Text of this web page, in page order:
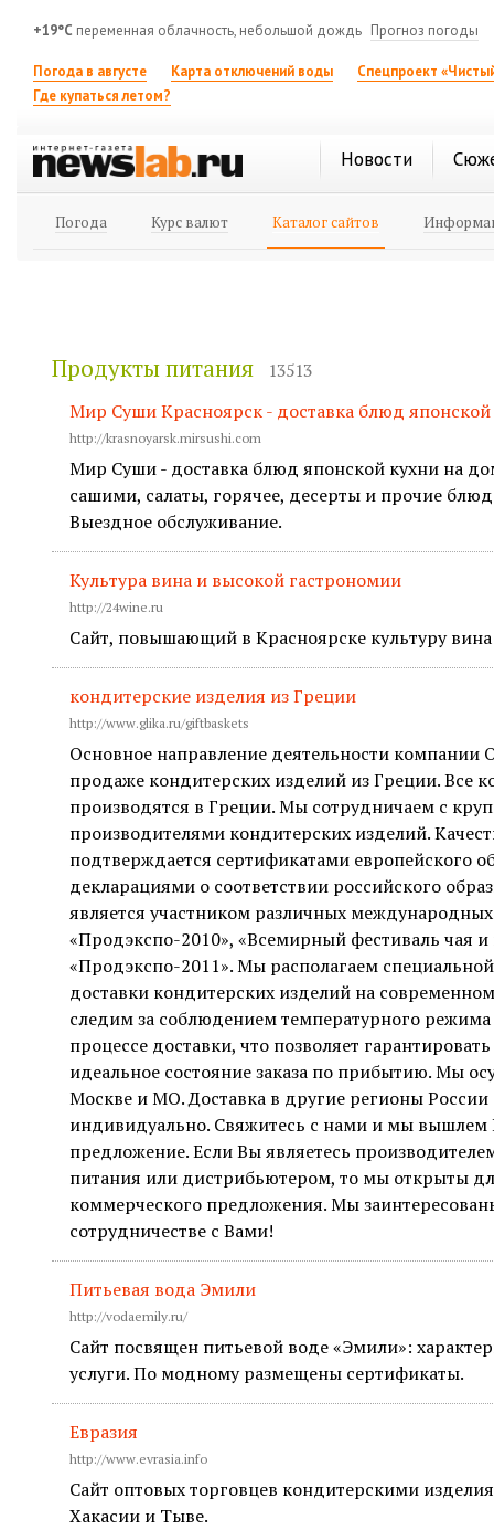
+19°C переменная облачность, небольшой дождь Прогноз погоды
Погода в августе Карта отключений воды
Спецпроект
Где купаться летом?
Новости
Погода Курс валют Каталог сайтов
Продукты питания 13513
Мир Суши Красноярск - доставка блюд японской
http://krasnoyarsk.mirsushi.com
Мир Суши - доставка блюд японской кухни на
сашими, салаты, горячее, десерты и прочие
Выездное обслуживание.
Культура вина и высокой гастрономии
http://24wine.ru
Сайт, повышающий в Красноярске культуру
кондитерские изделия из Греции
http://www.glika.ru/giftbaskets
Основное направление деятельности компании
продаже кондитерских изделий из Греции. Все
производятся в Греции. Мы сотрудничаем с
производителями кондитерских изделий.
подтверждается сертификатами европейского
декларациями о соответствии российского
является участником различных международных
«Продэкспо-2010», «Всемирный фестиваль чая и
«Продэкспо-2011». Мы располагаем
доставки кондитерских изделий на
следим за соблюдением температурного
процессе доставки, что позволяет
идеальное состояние заказа по прибытию. Мы
Москве и МО. Доставка в другие регионы России
индивидуально. Свяжитесь с нами и мы вышлем
предложение. Если Вы являетесь
питания или дистрибьютером, то мы открыты
коммерческого предложения. Мы
сотрудничестве с Вами!
Питьевая вода Эмили
http://vodaemily.ru/
Сайт посвящен питьевой воде «Эмили»:
услуги. По модному размещены сертификаты.
Евразия
http://www.evrasia.info
Сайт оптовых торговцев кондитерскими
Хакасии и Тыве.